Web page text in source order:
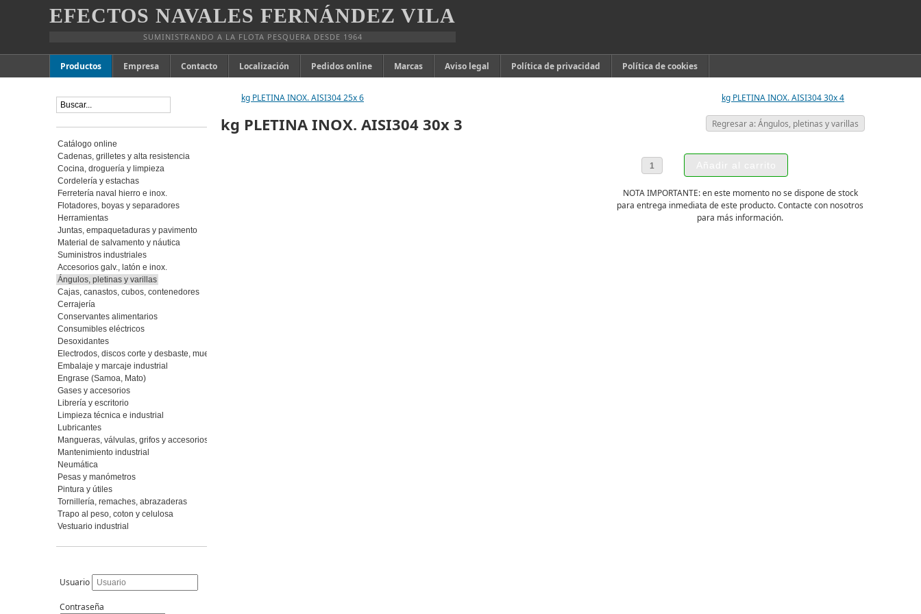
EFECTOS NAVALES FERNÁNDEZ VILA
SUMINISTRANDO A LA FLOTA PESQUERA DESDE 1964
Productos Empresa Contacto Localización Pedidos online Marcas Aviso legal Política de privacidad Política de cookies
kg PLETINA INOX. AISI304 25x 6 kg PLETINA INOX. AISI304 30x 4
Regresar a: Ángulos, pletinas y varillas
kg PLETINA INOX. AISI304 30x 3
NOTA IMPORTANTE: en este momento no se dispone de stock
para entrega inmediata de este producto. Contacte con nosotros
para más información.
Catálogo online
Cadenas, grilletes y alta resistencia
Cocina, droguería y limpieza
Cordelería y estachas
Ferretería naval hierro e inox.
Flotadores, boyas y separadores
Herramientas
Juntas, empaquetaduras y pavimento
Material de salvamento y náutica
Suministros industriales
Accesorios galv., latón e inox.
Ángulos, pletinas y varillas
Cajas, canastos, cubos, contenedores
Cerrajería
Conservantes alimentarios
Consumibles eléctricos
Desoxidantes
Electrodos, discos corte y desbaste, muelas y piedras, abrasivos flexibles
Embalaje y marcaje industrial
Engrase (Samoa, Mato)
Gases y accesorios
Librería y escritorio
Limpieza técnica e industrial
Lubricantes
Mangueras, válvulas, grifos y accesorios
Mantenimiento industrial
Neumática
Pesas y manómetros
Pintura y útiles
Tornillería, remaches, abrazaderas
Trapo al peso, coton y celulosa
Vestuario industrial
Usuario
Contraseña